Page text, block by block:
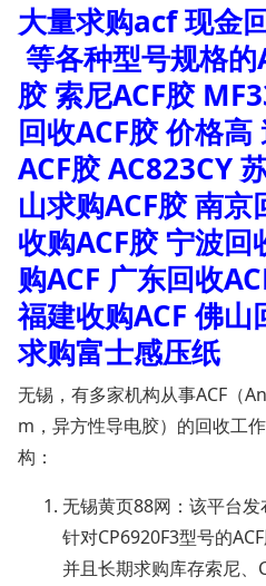
大量求购acf 现金
等各种型号规格的
胶 索尼ACF胶
回收ACF胶 价格
ACF胶 AC823CY
山求购ACF胶 南京
收购ACF胶 宁波回
购ACF 广东回收
福建收购ACF 佛山
求购富士感压纸
无锡，有多家机构从事ACF（
m，异方性导电胶）的回收工
构：
无锡黄页88网 ：该平台
针对CP6920F3型号的
并且长期求购库存索尼、